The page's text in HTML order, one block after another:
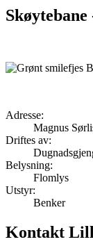
Adresse:
Magnus
Driftes av:
Belysning:
Flomlys
Utstyr:
Benker
Kontakt